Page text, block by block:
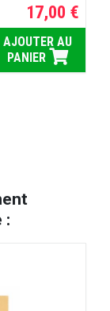
17,00 €
AJOUTER AU
PANIER
: